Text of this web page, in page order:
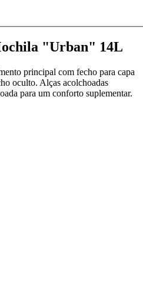
"Urban" 14L
principal com fecho para capa
oculto. Alças acolchoadas
para um conforto suplementar.